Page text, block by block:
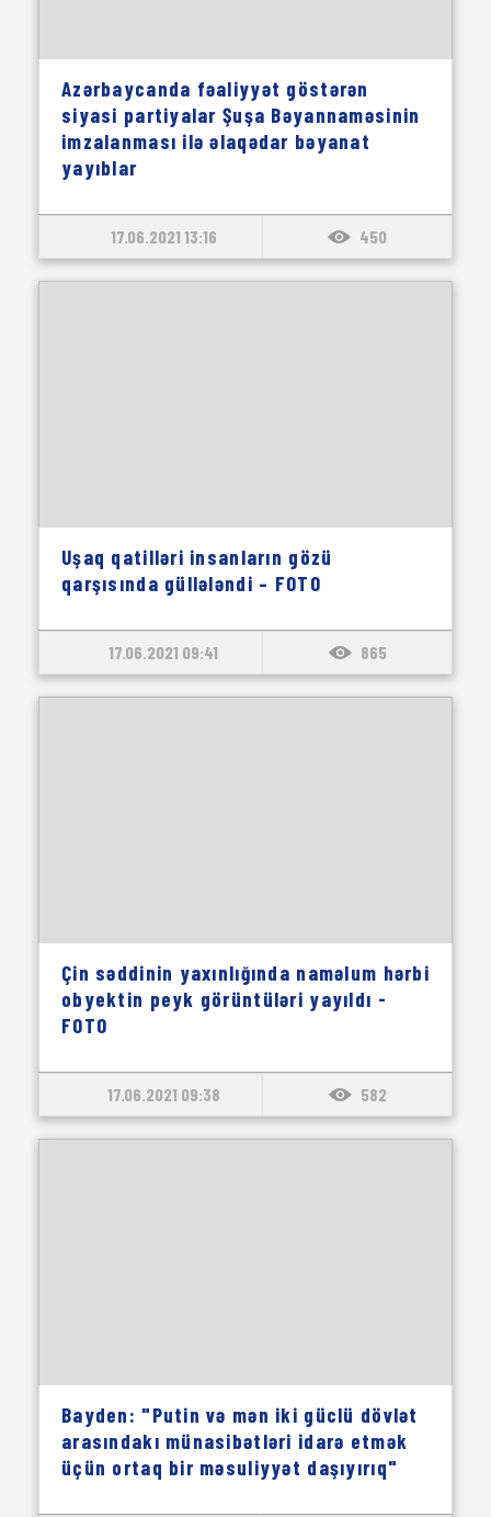
Azərbaycanda fəaliyyət göstərən
siyasi partiyalar Şuşa Bəyannaməsinin
imzalanması ilə əlaqədar bəyanat
yayıblar
17.06.2021 13:16 450
Uşaq qatilləri insanların gözü
qarşısında güllələndi – FOTO
17.06.2021 09:41 865
Çin səddinin yaxınlığında naməlum hərbi
obyektin peyk görüntüləri yayıldı -
FOTO
17.06.2021 09:38 582
Bayden: "Putin və mən iki güclü dövlət
arasındakı münasibətləri idarə etmək
üçün ortaq bir məsuliyyət daşıyırıq"